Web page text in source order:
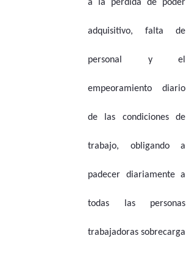
a la pérdida de poder
adquisitivo, falta de
personal y el
empeoramiento diario
de las condiciones de
trabajo, obligando a
padecer diariamente a
todas las personas
trabajadoras sobrecarga